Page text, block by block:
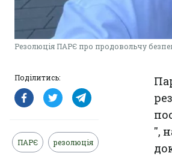
Резолюція ПАРЄ про продовольчу
Поділитись:
ПАРЄ резолюція
'',